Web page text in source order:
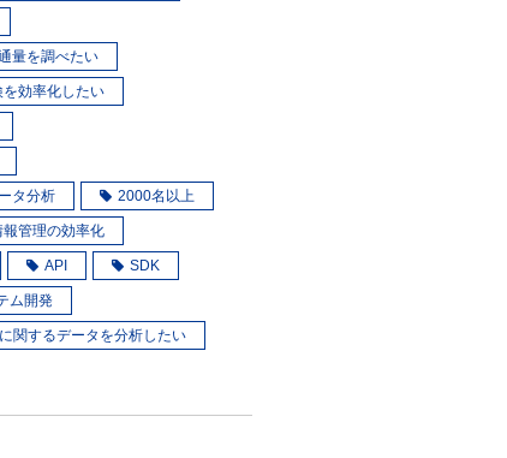
量を調べたい
を効率化したい
タ分析 2000名以上
管理の効率化
API SDK
ム開発
関するデータを分析したい